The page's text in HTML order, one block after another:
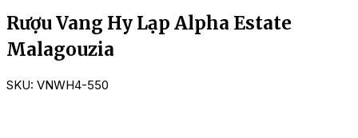
Rượu Vang Hy Lạp Alpha Estate
Malagouzia
SKU: VNWH4-550